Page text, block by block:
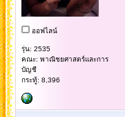
ออฟไลน์
รุ่น: 2535
คณะ: พาณิชยศาสตร์และการ
บัญชี
กระทู้: 8,396